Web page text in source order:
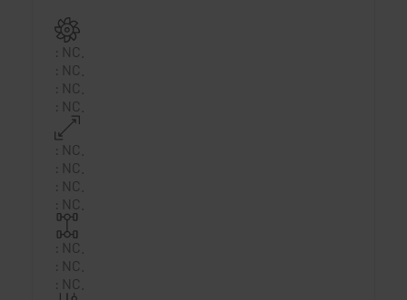
: NC.
: NC.
: NC.
: NC.
: NC.
: NC.
: NC.
: NC.
: NC.
: NC.
: NC.